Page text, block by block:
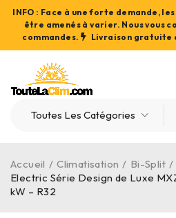
INFO : Face à une forte demande,
être amenés à varier. Nous vous
commandes.
Livraison gratuite
Accueil / Climatisation / Bi-Split /
Electric Série Design de Luxe
kW – R32